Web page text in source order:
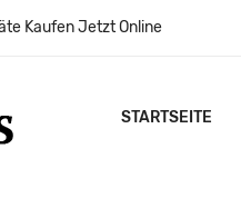
Kaufen Jetzt Online
STARTSEITE